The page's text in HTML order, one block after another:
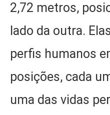
2,72 metros,
lado da outra.
perfis humanos
posições, cada
uma das vidas